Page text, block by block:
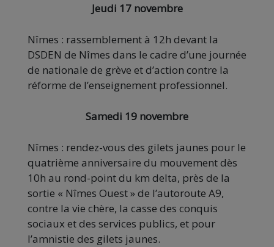
Jeudi 17 novembre
Nîmes : rassemblement à 12h devant la
DSDEN de Nîmes dans le cadre d’une journée
de nationale de grève et d’action contre la
réforme de l’enseignement professionnel.
Samedi 19 novembre
Nîmes : rendez-vous des gilets jaunes pour le
quatrième anniversaire du mouvement dès
10h au rond-point du km delta, près de la
sortie « Nîmes Ouest » de l’autoroute A9,
contre la vie chère, la casse des conquis
sociaux et des services publics, et pour
l’amnistie des gilets jaunes.